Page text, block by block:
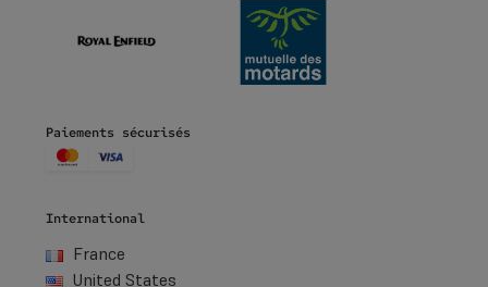
Paiements sécurisés
International
France
United States